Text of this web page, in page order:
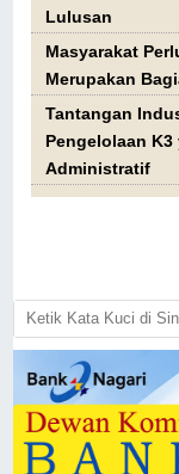
Lulusan
Masyarakat
Merupakan
Tantangan
Pengelolaan
Administratif